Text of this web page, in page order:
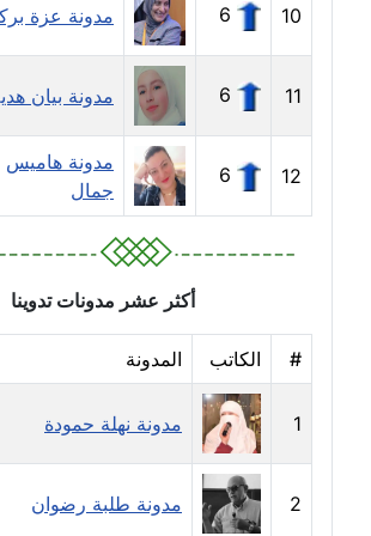
مدونة ايمن موسي
مدونة إيناس عراقي
عاملة
مدونة آيه ابو زهرة
عاملة
مدونة آية الدرديري
عاملة
مدونة آيه الغمري
عاملة
مدونة آية عبد العزيز
عاملة
10
6 مدونة عزة
11
6 مدونة بيان
12
6
مدونة هاميس
جمال
أكثر عشر مدونات تدوينا
# الكاتب المدونة
1 مدونة نهلة حمودة
2 مدونة طلبة رضوان